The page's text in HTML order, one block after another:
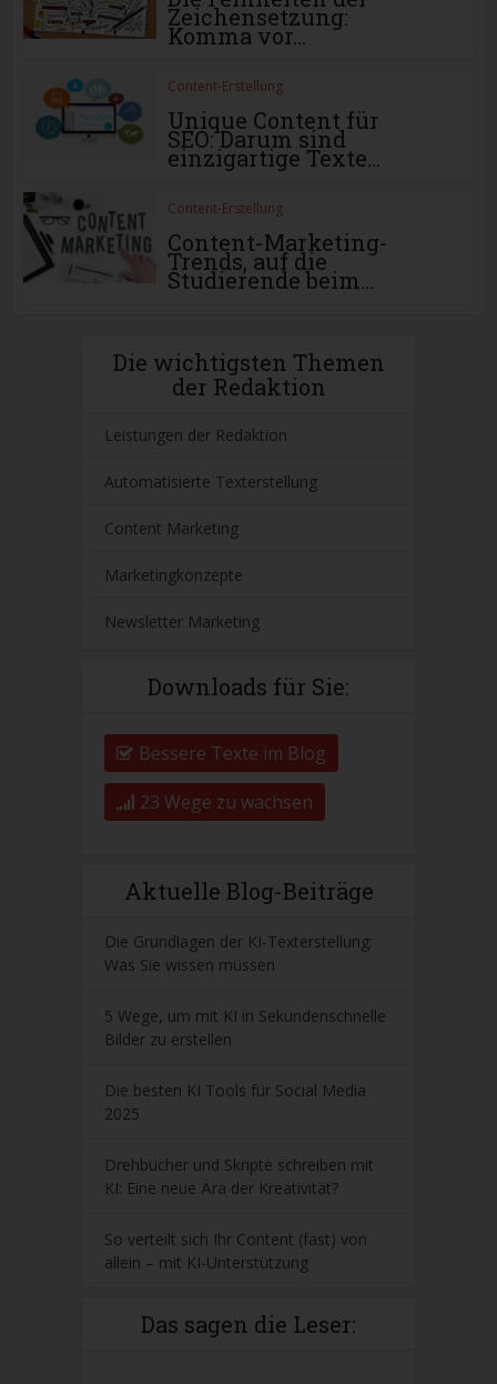
Zeichensetzung:
Komma vor...
Content-Erstellung
Unique Content für
SEO: Darum sind
einzigartige Texte...
Content-Erstellung
Content-Marketing-
Trends, auf die
Studierende beim...
Die wichtigsten Themen
der Redaktion
Leistungen der Redaktion
Automatisierte Texterstellung
Content Marketing
Marketingkonzepte
Newsletter Marketing
Downloads für Sie:
Bessere Texte im Blog
23 Wege zu wachsen
Aktuelle Blog-Beiträge
Die Grundlagen der KI-Texterstellung:
Was Sie wissen müssen
5 Wege, um mit KI in Sekundenschnelle
Bilder zu erstellen
Die besten KI Tools für Social Media
2025
Drehbücher und Skripte schreiben mit
KI: Eine neue Ära der Kreativität?
So verteilt sich Ihr Content (fast) von
allein – mit KI-Unterstützung
Das sagen die Leser: